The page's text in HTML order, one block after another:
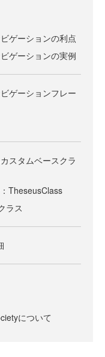
ゲーションの利点
ゲーションの実例
ゲーションフレー
スタムベースクラ
TheseusClass
ラス
について